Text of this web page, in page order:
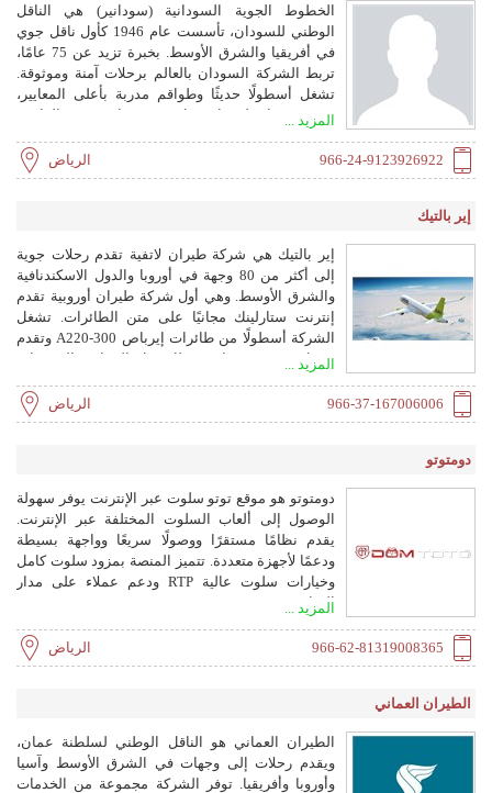
الخطوط الجوية السودانية (سودانير) هي الناقل
الوطني للسودان، تأسست عام 1946 كأول ناقل جوي
في أفريقيا والشرق الأوسط. بخبرة تزيد عن 75 عامًا،
تربط الشركة السودان بالعالم برحلات آمنة وموثوقة.
تشغل أسطولًا حديثًا وطواقم مدربة بأعلى المعايير،
وتقدم خدمات لوجهات مثل بورتسودان وجدة والقاهرة
تطبيقًا للجوال وخدمة عملاء على مدار الساعة وخدمات
سفر متنوعة.
المزيد ...
966-24-9123926922 الرياض
إير بالتيك
إير بالتيك هي شركة طيران لاتفية تقدم رحلات جوية
إلى أكثر من 80 وجهة في أوروبا والدول الاسكندنافية
والشرق الأوسط. وهي أول شركة طيران أوروبية تقدم
إنترنت ستارلينك مجانيًا على متن الطائرات. تشغل
الشركة أسطولًا من طائرات إيرباص A220-300 وتقدم
خدمات متنوعة بما في ذلك نقل البضائع والحجوزات
المزيد ...
966-37-167006006 الرياض
دومتوتو
دومتوتو هو موقع توتو سلوت عبر الإنترنت يوفر سهولة
الوصول إلى ألعاب السلوت المختلفة عبر الإنترنت.
يقدم نظامًا مستقرًا ووصولًا سريعًا وواجهة بسيطة
ودعمًا لأجهزة متعددة. تتميز المنصة بمزود سلوت كامل
وخيارات سلوت عالية RTP ودعم عملاء على مدار
الساعة.
المزيد ...
966-62-81319008365 الرياض
الطيران العماني
الطيران العماني هو الناقل الوطني لسلطنة عمان،
ويقدم رحلات إلى وجهات في الشرق الأوسط وآسيا
وأوروبا وأفريقيا. توفر الشركة مجموعة من الخدمات